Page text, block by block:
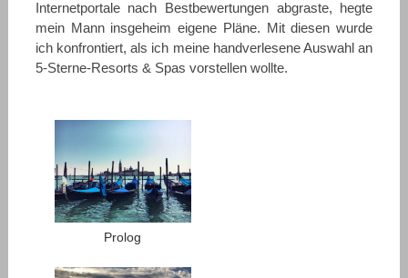
Internetportale nach Bestbewertungen abgraste, hegte
mein Mann insgeheim eigene Pläne. Mit diesen wurde
ich konfrontiert, als ich meine handverlesene Auswahl an
5-Sterne-Resorts & Spas vorstellen wollte.
Prolog